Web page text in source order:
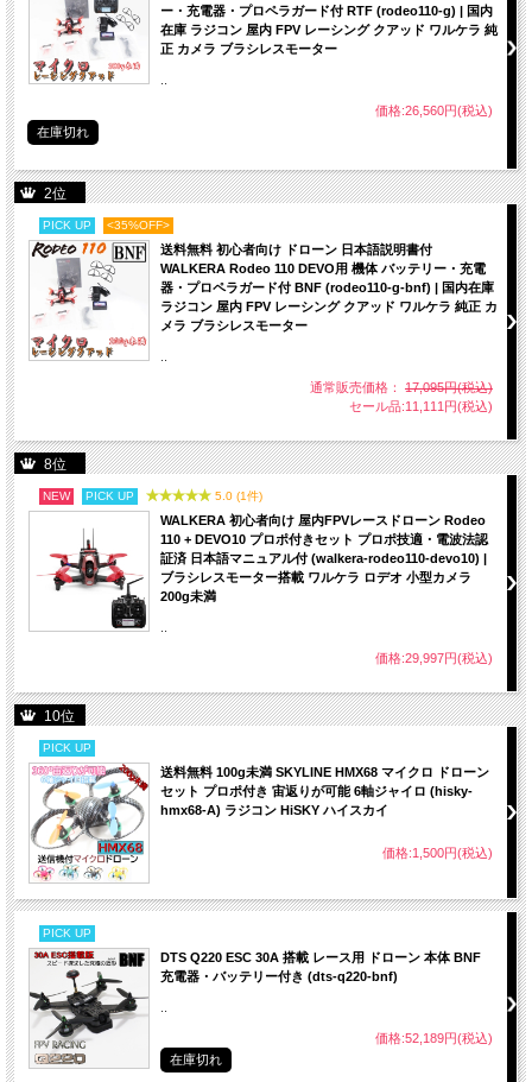
ー・充電器・プロペラガード付 RTF (rodeo110-g) | 国内
在庫 ラジコン 屋内 FPV レーシング クアッド ワルケラ 純
正 カメラ ブラシレスモーター
価格:26,560円(税込)
在庫切れ
2位
PICK UP <35%OFF>
送料無料 初心者向け ドローン 日本語説明書付
WALKERA Rodeo 110 DEVO用 機体 バッテリー・充電
器・プロペラガード付 BNF (rodeo110-g-bnf) | 国内在庫
ラジコン 屋内 FPV レーシング クアッド ワルケラ 純正 カ
メラ ブラシレスモーター
通常販売価格： 17,095円(税込)
セール品:11,111円(税込)
8位
NEW PICK UP 5.0 (1件)
WALKERA 初心者向け 屋内FPVレースドローン Rodeo
110 + DEVO10 プロポ付きセット プロポ技適・電波法認
証済 日本語マニュアル付 (walkera-rodeo110-devo10) |
ブラシレスモーター搭載 ワルケラ ロデオ 小型カメラ
200g未満
価格:29,997円(税込)
10位
PICK UP
送料無料 100g未満 SKYLINE HMX68 マイクロ ドローン
セット プロポ付き 宙返りが可能 6軸ジャイロ (hisky-
hmx68-A) ラジコン HiSKY ハイスカイ
価格:1,500円(税込)
PICK UP
DTS Q220 ESC 30A 搭載 レース用 ドローン 本体 BNF
充電器・バッテリー付き (dts-q220-bnf)
価格:52,189円(税込)
在庫切れ